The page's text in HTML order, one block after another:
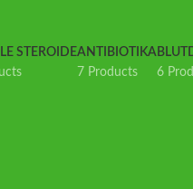
STEROIDEANTIBIOTIKA
7 Products
6